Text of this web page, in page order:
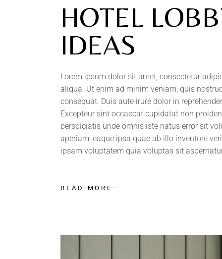
HOTEL
IDEAS
Lorem ipsum dolor sit amet, consectetur
aliqua. Ut enim ad minim veniam, quis
consequat. Duis aute irure dolor in
Excepteur sint occaecat cupidatat non
perspiciatis unde omnis iste natus error sit
aperiam, eaque ipsa quae ab illo inventore
ipsam voluptatem quia voluptas sit
READ MORE